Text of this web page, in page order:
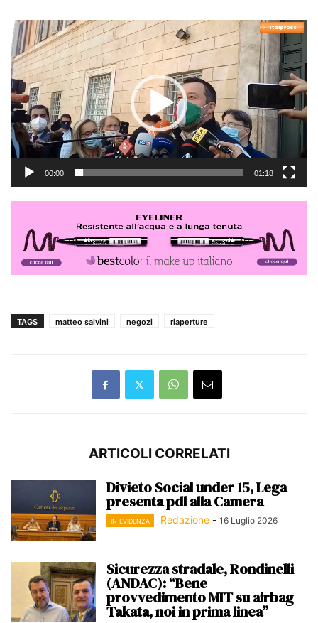
Video
Player
00:00 01:18
TAGS matteo salvini negozi riaperture
ARTICOLI CORRELATI
Divieto Social under 15, Lega
presenta pdl alla Camera
IN EVIDENZA Redazione - 16 Luglio 2026
Sicurezza stradale, Rondinelli
(ANDAC): “Bene
provvedimento MIT su airbag
Takata, noi in prima linea”